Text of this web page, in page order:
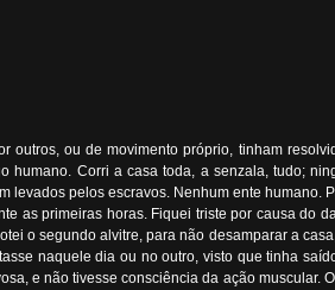
outros, ou de movimento próprio, tinham
Corri a casa toda, a senzala, tudo;
levados pelos escravos. Nenhum ente
as primeiras horas. Fiquei triste por causa do
o segundo alvitre, para não desamparar a
naquele dia ou no outro, visto que tinha
e não tivesse consciência da ação